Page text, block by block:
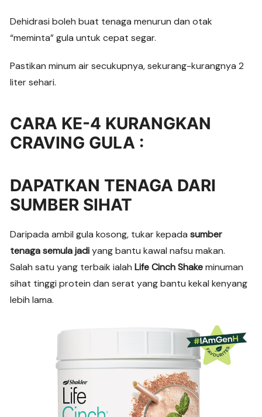
Dehidrasi boleh buat tenaga menurun dan otak
“meminta” gula untuk cepat segar.
Pastikan minum air secukupnya, sekurang-kurangnya 2
liter sehari.
CARA KE-4 KURANGKAN
CRAVING GULA :
DAPATKAN TENAGA DARI
SUMBER SIHAT
Daripada ambil gula kosong, tukar kepadasumber
tenaga semula jadiyang bantu kawal nafsu makan.
Salah satu yang terbaik ialahLife Cinch Shakeminuman
sihat tinggi protein dan serat yang bantu kekal kenyang
lebih lama.